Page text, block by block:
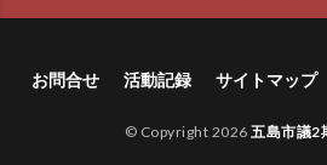
お問合せ 活動記録 サイトマップ
© Copyright 2026 五島市議2